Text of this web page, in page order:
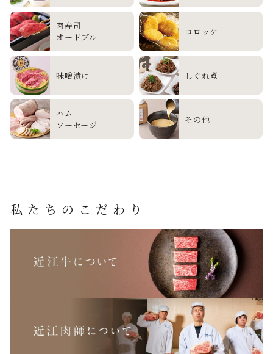
肉寿司
オードブル
コロッケ
味噌漬け しぐれ煮
ハム
ソーセージ
その他
私たちのこだわり